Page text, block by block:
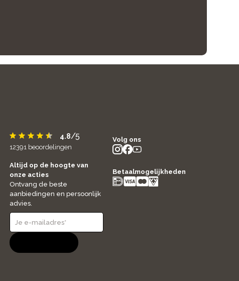
4.8/5
12391 beoordelingen
Altijd op de hoogte van
onze acties
Ontvang de beste
aanbiedingen en persoonlijk
advies.
Volg ons
instagram
facebook
Betaalmogelijkheden